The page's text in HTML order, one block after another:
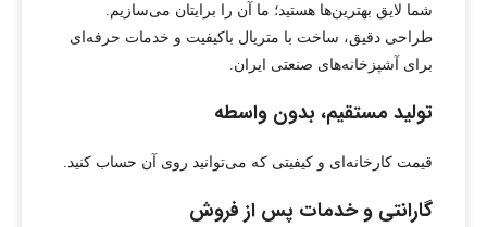
شما لایق بهترین‌ها هستید؛ ما آن را برایتان می‌سازیم.
طراحی دقیق، ساخت با متریال باکیفیت و خدمات حرفه‌ای
برای آشپزخانه‌های صنعتی ایران.
تولید مستقیم، بدون واسطه
قیمت کارخانه‌ای و کیفیتی که می‌توانید روی آن حساب کنید.
گارانتی و خدمات پس از فروش